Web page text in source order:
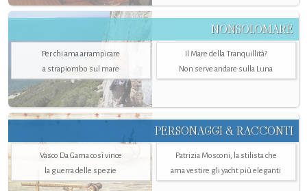
NONSOLOMARE
Per chi ama arrampicare
a strapiombo sul mare
Il Mare della Tranquillità?
Non serve andare sulla Luna
PERSONAGGI & RACCONTI
Vasco Da Gama così vince
la guerra delle spezie
Patrizia Mosconi, la stilista che
ama vestire gli yacht più eleganti